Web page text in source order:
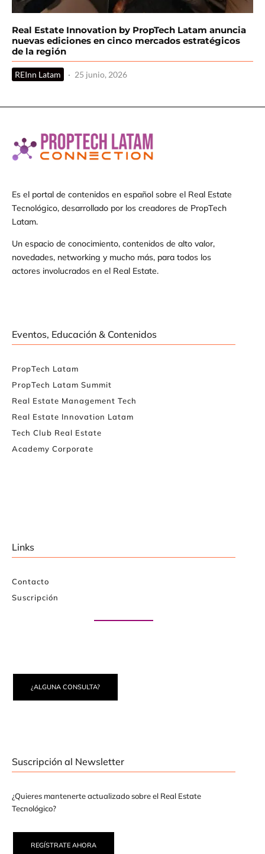
Real Estate Innovation by PropTech Latam anuncia
nuevas ediciones en cinco mercados estratégicos
de la región
REInn Latam · 25 junio, 2026
Es el portal de contenidos en español sobre el Real Estate
Tecnológico, desarrollado por los creadores de PropTech
Latam.
Un espacio de conocimiento, contenidos de alto valor,
novedades, networking y mucho más, para todos los
actores involucrados en el Real Estate.
Eventos, Educación & Contenidos
PropTech Latam
PropTech Latam Summit
Real Estate Management Tech
Real Estate Innovation Latam
Tech Club Real Estate
Academy Corporate
Links
Contacto
Suscripción
¿ALGUNA CONSULTA?
Suscripción al Newsletter
¿Quieres mantenerte actualizado sobre el Real Estate
Tecnológico?
REGÍSTRATE AHORA